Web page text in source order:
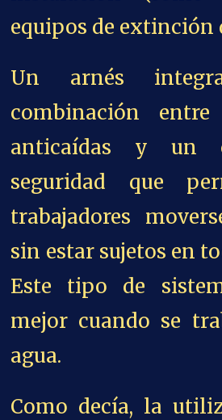
equipos de extinción
Un arnés
combinación
anticaídas y un
seguridad que
trabajadores
sin estar sujetos en
Este tipo de
mejor cuando se
agua.
Como decía, la